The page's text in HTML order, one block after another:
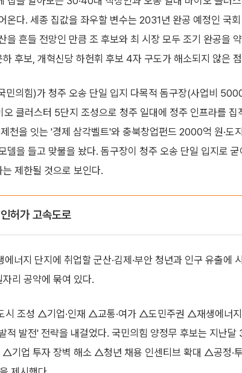
온다. 세종 집값을 좌우할 변수는 2031년 완공 예정인 국
을 흔들 전망인 만큼 조 후보와 최 시장 모두 조기 완공을
후보, 개혁신당 하헌휘 후보 4자 구도가 해소되지 않은
민의힘)가 청주 오송 단일 입지 다목적 돔구장(사업비
오 클러스터 5단지 조성으로 청주 일대에 정주 인프라를
천을 잇는 '경제 삼각벨트'와 충북창업펀드 2000억 원·도
델을 들고 맞불을 놨다. 돔구장이 청주 오송 단일 입지로
제한될 것으로 보인다.
허가 고속도로
너지 단지에 취업할 군산·김제·부안 청년과 인구 유출에
자리 공약에 묶여 있다.
시 조성 △기업·인재 △교통·여가 △도민주권 △재생에너지
발전' 전략을 내걸었다. 국민의힘 양정무 후보는 지난달
기업 투자 장벽 해소 △청년 채용 인센티브 확대 △공정·